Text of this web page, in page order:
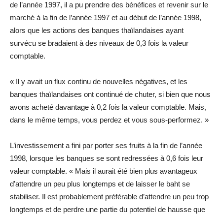
de l’année 1997, il a pu prendre des bénéfices et revenir sur le
marché à la fin de l’année 1997 et au début de l’année 1998,
alors que les actions des banques thaïlandaises ayant
survécu se bradaient à des niveaux de 0,3 fois la valeur
comptable.
« Il y avait un flux continu de nouvelles négatives, et les
banques thaïlandaises ont continué de chuter, si bien que nous
avons acheté davantage à 0,2 fois la valeur comptable. Mais,
dans le même temps, vous perdez et vous sous-performez. »
L’investissement a fini par porter ses fruits à la fin de l’année
1998, lorsque les banques se sont redressées à 0,6 fois leur
valeur comptable. « Mais il aurait été bien plus avantageux
d’attendre un peu plus longtemps et de laisser le baht se
stabiliser. Il est probablement préférable d’attendre un peu trop
longtemps et de perdre une partie du potentiel de hausse que